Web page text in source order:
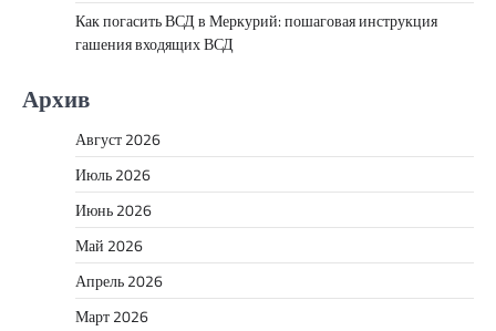
Как погасить ВСД в Меркурий: пошаговая инструкция
гашения входящих ВСД
Архив
Август 2026
Июль 2026
Июнь 2026
Май 2026
Апрель 2026
Март 2026